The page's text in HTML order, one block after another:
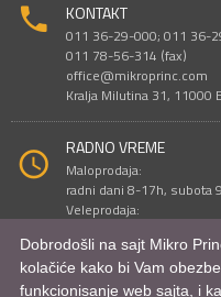
KONTAKT
011 36-29-000; 011 36-
011 78-56-314 (fax)
office@mikroprinc.com
Kralja Milutina 31, 11000
RADNO VREME
Maloprodaja:
radni dani 8-17h, subota
Veleprodaja:
Dobrodošli na sajt Mikro
kolačiće kako bi Vam
funkcionisanje web sajta, i